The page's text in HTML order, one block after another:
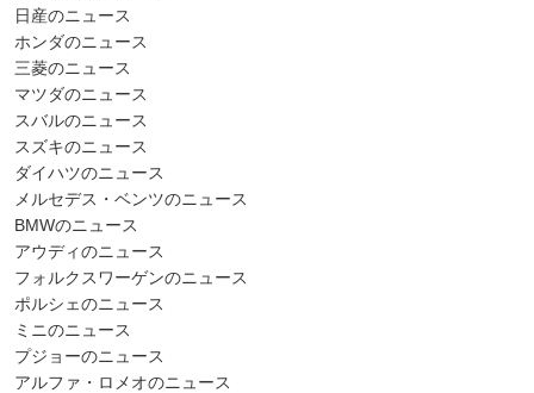
日産のニュース
ホンダのニュース
三菱のニュース
マツダのニュース
スバルのニュース
スズキのニュース
ダイハツのニュース
メルセデス・ベンツのニュース
BMWのニュース
アウディのニュース
フォルクスワーゲンのニュース
ポルシェのニュース
ミニのニュース
プジョーのニュース
アルファ・ロメオのニュース